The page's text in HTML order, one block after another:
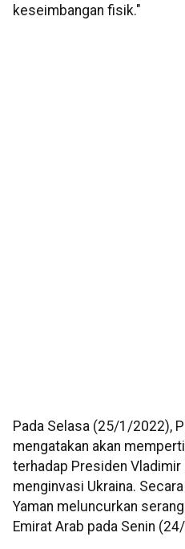
keseimbangan fisik."
Pada Selasa (25/1/2022),
mengatakan akan
terhadap Presiden Vladimir
menginvasi Ukraina.
Yaman meluncurkan
Emirat Arab pada Senin